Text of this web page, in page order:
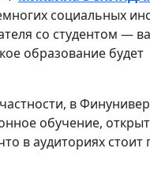
социальных
со студентом —
образование будет
в
обучение,
в аудиториях